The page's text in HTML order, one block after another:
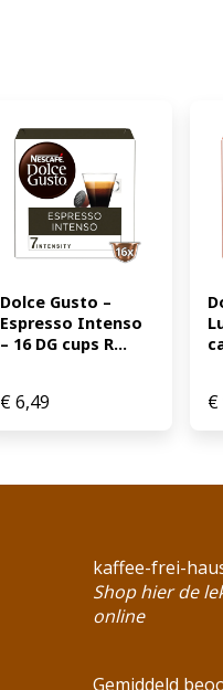
Dolce Gusto –
Espresso Intenso
– 16 DG cups R...
€6,49 €
kaffee-frei-
Shop hier de
online
Gemiddeld